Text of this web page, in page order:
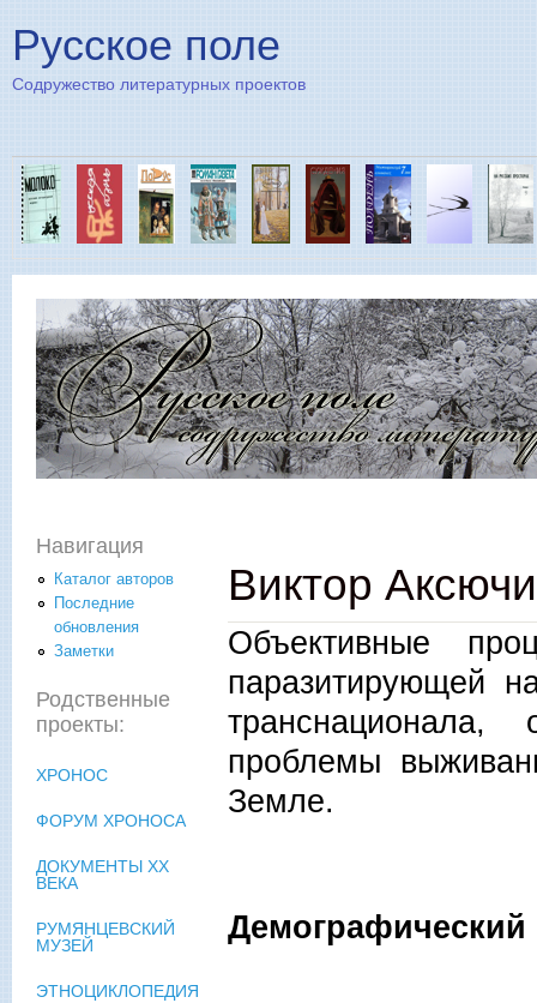
Русское поле
Содружество литературных проектов
Виктор
Объективные
паразитирующей
проблемы
Земле.
Навигация
Каталог авторов
Последние
обновления
Заметки
Родственные
проекты:
ХРОНОС
ФОРУМ ХРОНОСА
ДОКУМЕНТЫ XX
ВЕКА
РУМЯНЦЕВСКИЙ
МУЗЕЙ
ЭТНОЦИКЛОПЕДИЯ